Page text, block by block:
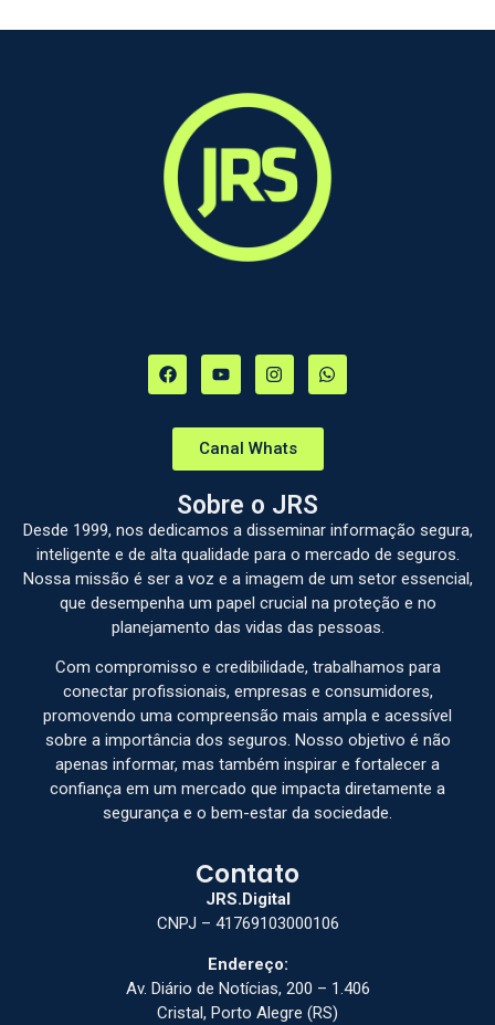
Canal Whats
Sobre o JRS
Desde 1999, nos dedicamos a disseminar informação segura,
inteligente e de alta qualidade para o mercado de seguros.
Nossa missão é ser a voz e a imagem de um setor essencial,
que desempenha um papel crucial na proteção e no
planejamento das vidas das pessoas.
Com compromisso e credibilidade, trabalhamos para
conectar profissionais, empresas e consumidores,
promovendo uma compreensão mais ampla e acessível
sobre a importância dos seguros. Nosso objetivo é não
apenas informar, mas também inspirar e fortalecer a
confiança em um mercado que impacta diretamente a
segurança e o bem-estar da sociedade.
Contato
JRS.Digital
CNPJ – 41769103000106
Endereço:
Av. Diário de Notícias, 200 – 1.406
Cristal, Porto Alegre (RS)